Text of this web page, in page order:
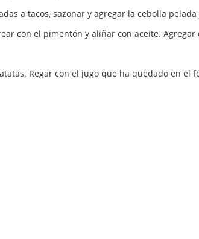
a tacos, sazonar y agregar la cebolla
con el pimentón y aliñar con aceite.
Regar con el jugo que ha quedado en el